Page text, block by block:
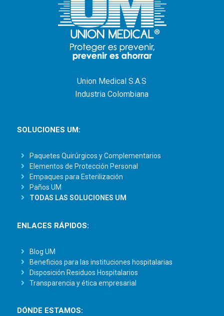
Union Medical S.A.S
Industria Colombiana
SOLUCIONES UM:
Paquetes Quirúrgicos y Complementarios
Elementos de Protección Personal
Empaques para Esterilización
Paños UM
TODAS LAS SOLUCIONES UM
ENLACES RÁPIDOS:
Blog UM
Beneficios para las instituciones hospitalarias
Disposición Residuos Hospitalarios
Transparencia y ética empresarial
DÓNDE ESTAMOS: